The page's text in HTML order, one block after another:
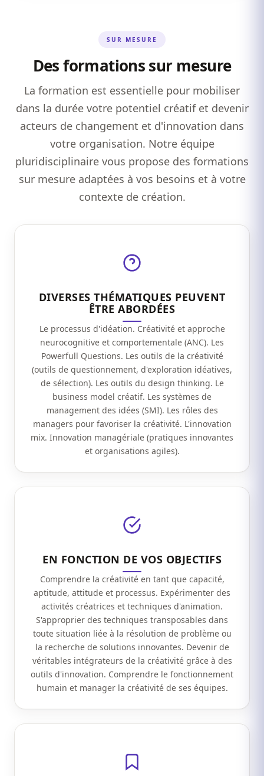
SUR MESURE
Des formations sur mesure
La formation est essentielle pour mobiliser
dans la durée votre potentiel créatif et devenir
acteurs de changement et d'innovation dans
votre organisation. Notre équipe
pluridisciplinaire vous propose des formations
sur mesure adaptées à vos besoins et à votre
contexte de création.
DIVERSES THÉMATIQUES PEUVENT
ÊTRE ABORDÉES
Le processus d'idéation. Créativité et approche
neurocognitive et comportementale (ANC). Les
Powerfull Questions. Les outils de la créativité
(outils de questionnement, d'exploration idéatives,
de sélection). Les outils du design thinking. Le
business model créatif. Les systèmes de
management des idées (SMI). Les rôles des
managers pour favoriser la créativité. L'innovation
mix. Innovation managériale (pratiques innovantes
et organisations agiles).
EN FONCTION DE VOS OBJECTIFS
Comprendre la créativité en tant que capacité,
aptitude, attitude et processus. Expérimenter des
activités créatrices et techniques d'animation.
S'approprier des techniques transposables dans
toute situation liée à la résolution de problème ou
la recherche de solutions innovantes. Devenir de
véritables intégrateurs de la créativité grâce à des
outils d'innovation. Comprendre le fonctionnement
humain et manager la créativité de ses équipes.